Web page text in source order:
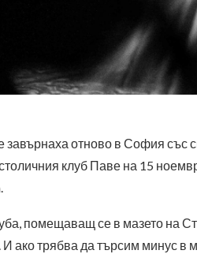
завърнаха отново в София със
клуб Паве на 15
помещаващ се в мазето на
ако трябва да търсим минус в